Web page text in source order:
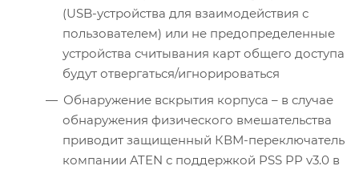
(USB-устройства для взаимодействия с
пользователем) или не предопределенные
устройства считывания карт общего доступа
будут отвергаться/игнорироваться
Обнаружение вскрытия корпуса – в случае
обнаружения физического вмешательства
приводит защищенный КВМ-переключатель
компании ATEN с поддержкой PSS PP v3.0 в